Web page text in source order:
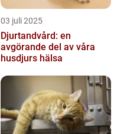
03 juli 2025
Djurtandvård: en
avgörande del av våra
husdjurs hälsa